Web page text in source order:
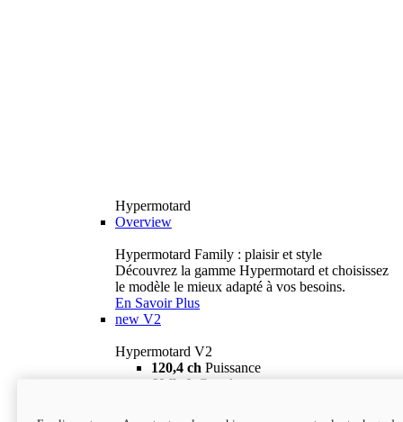
Hypermotard
Overview
Hypermotard Family : plaisir et style
Découvrez la gamme Hypermotard et choisissez
le modèle le mieux adapté à vos besoins.
En Savoir Plus
new V2
Hypermotard V2
120,4 ch Puissance
69 lb-ft
Couple
18 895 $